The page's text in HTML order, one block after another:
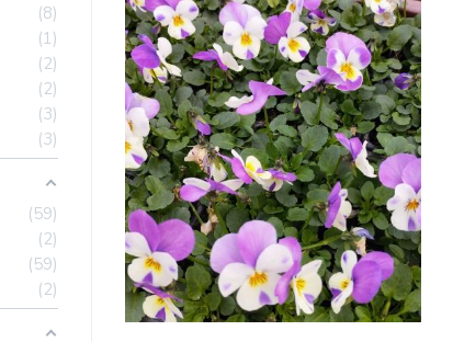
8
1
2
2
3
3
59
2
59
2